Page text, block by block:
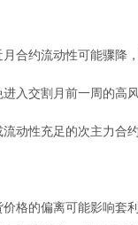
合约流动性可能骤降
入交割月前一周的高风
动性充足的次主力合约
格的偏离可能影响套